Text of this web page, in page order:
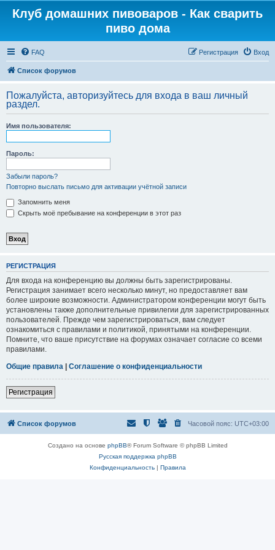
Клуб домашних пивоваров - Как cварить
пиво дома
FAQ Вход
Регистрация
Список форумов
Пожалуйста, авторизуйтесь для входа в ваш личный
раздел.
Имя пользователя:
Пароль:
Забыли пароль?
Повторно выслать письмо для активации учётной записи
Запомнить меня
Скрыть моё пребывание на конференции в этот раз
РЕГИСТРАЦИЯ
Для входа на конференцию вы должны быть зарегистрированы.
Регистрация занимает всего несколько минут, но предоставляет вам
более широкие возможности. Администратором конференции могут быть
установлены также дополнительные привилегии для зарегистрированных
пользователей. Прежде чем зарегистрироваться, вам следует
ознакомиться с правилами и политикой, принятыми на конференции.
Помните, что ваше присутствие на форумах означает согласие со всеми
правилами.
Общие правила | Соглашение о конфиденциальности
Регистрация
Список форумов Часовой пояс: UTC+03:00
Создано на основе phpBB® Forum Software © phpBB Limited
Русская поддержка phpBB
Конфиденциальность| Правила